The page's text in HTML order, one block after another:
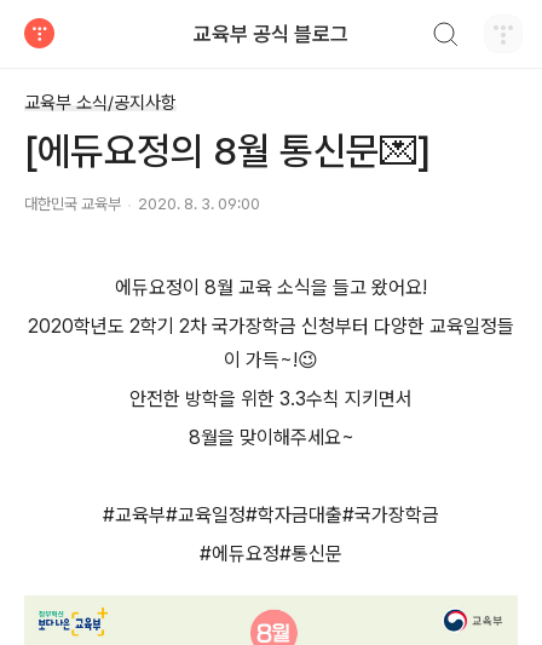
교육부 공식 블로그
교육부 소식/공지사항
[에듀요정의 8월 통신문💌]
대한민국 교육부 2020. 8. 3. 09:00
에듀요정이 8월 교육 소식을 들고 왔어요!
2020학년도 2학기 2차 국가장학금 신청부터 다양한 교육일정들
이 가득~!😉
안전한 방학을 위한 3.3수칙 지키면서
8월을 맞이해주세요~
#교육부#교육일정#학자금대출#국가장학금
#에듀요정#통신문